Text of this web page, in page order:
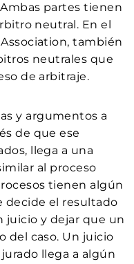
partes tienen
neutral. En el
también
neutrales que
de arbitraje.
y argumentos a
de que ese
llega a una
al proceso
tienen algún
el resultado
juicio y dejar que un
del caso. Un juicio
llega a algún